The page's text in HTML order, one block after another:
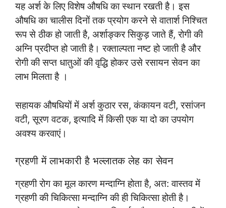
यह अर्श के लिए विशेष औषधि का स्थान रखती है। इस
औषधि का चालीस दिनों तक प्रयोग करने से वातार्श निश्चित
रूप से ठीक हो जाती है, अर्शाङ्कर सिकुड़ जाते हैं, रोगी की
अग्नि प्रदीप्त हो जाती है। रक्ताल्पता नष्ट हो जाती है और
रोगी की सप्त धातुओं की वृद्धि होकर उसे रसायन सेवन का
लाभ मिलता है ।
सहायक औषधियों में अर्श कुठार रस, कंकायन वटी, रसांजन
वटी, सूरण वटक, इत्यादि में किसी एक या दो का उपयोग
अवश्य करवाएं।
ग्रहणी में लाभकारी है भल्लातक लेह का सेवन
ग्रहणी रोग का मूल कारण मन्दाग्नि होता है, अत: वास्तव में
ग्रहणी की चिकित्सा मन्दाग्नि की ही चिकित्सा होती है।